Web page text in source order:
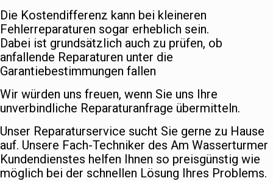
Die Kostendifferenz kann bei kleineren
Fehlerreparaturen sogar erheblich sein.
Dabei ist grundsätzlich auch zu prüfen, ob
anfallende Reparaturen unter die
Garantiebestimmungen fallen
Wir würden uns freuen, wenn Sie uns Ihre
unverbindliche Reparaturanfrage übermitteln.
Unser Reparaturservice sucht Sie gerne zu Hause
auf. Unsere Fach-Techniker des Am Wasserturmer
Kundendienstes helfen Ihnen so preisgünstig wie
möglich bei der schnellen Lösung Ihres Problems.